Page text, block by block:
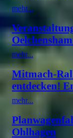
mehr...
mehr...
Mitmach-
entdecken!
mehr...
Ohlhagen